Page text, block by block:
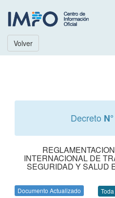
Volver
Decreto
INTERNACIONAL DE
SEGURIDAD Y SALUD
Documento Actualizado